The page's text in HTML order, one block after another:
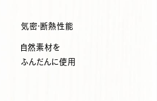
気密・断熱性能
自然素材を
ふんだんに使用